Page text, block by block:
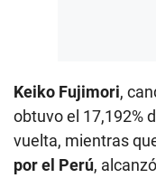
Keiko Fujimori,
obtuvo el 17,192%
vuelta, mientras
por el Perú,